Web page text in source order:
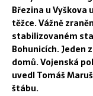
Březina u Vyškova
těžce. Vážně
stabilizovaném
Bohunicích. Jeden
domů. Vojenská
uvedl Tomáš
štábu.